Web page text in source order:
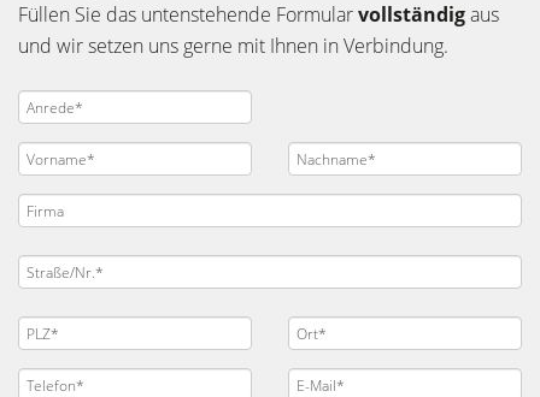
Füllen Sie das untenstehende Formularvollständigaus
und wir setzen uns gerne mit Ihnen in Verbindung.